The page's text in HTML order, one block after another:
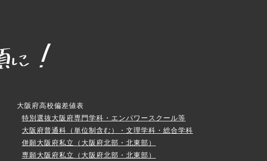
大阪府高校偏差値表
特別選抜大阪府専門学科・エンパワースクール等
大阪府普通科（単位制含む）・文理学科・総合学科
併願大阪府私立（大阪府北部・北東部）
専願大阪府私立（大阪府北部・北東部）